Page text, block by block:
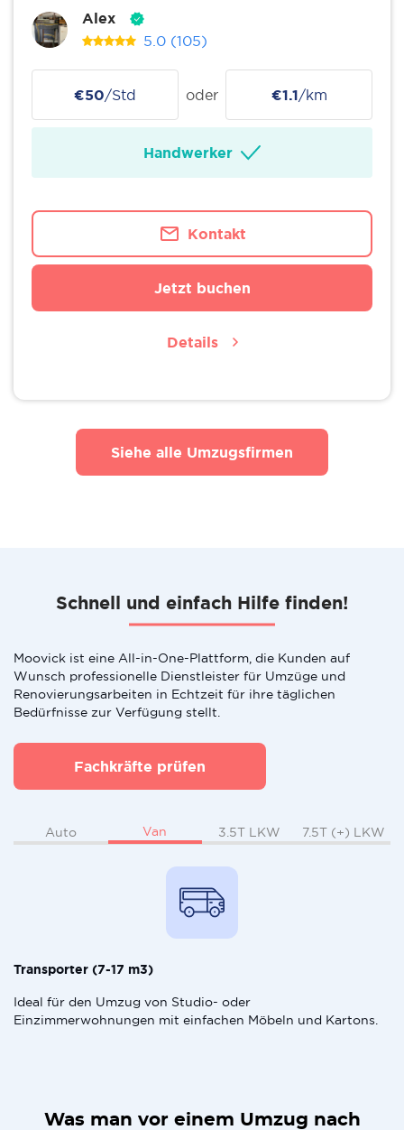
Alex
5.0 (105)
€50/Std oder €1.1/km
Handwerker
Kontakt
Jetzt buchen
Details
Siehe alle Umzugsfirmen
Schnell und einfach Hilfe finden!
Moovick ist eine All-in-One-Plattform, die Kunden auf
Wunsch professionelle Dienstleister für Umzüge und
Renovierungsarbeiten in Echtzeit für ihre täglichen
Bedürfnisse zur Verfügung stellt.
Fachkräfte prüfen
Auto Van 3.5T LKW 7.5T (+) LKW
Transporter (7-17 m3)
Ideal für den Umzug von Studio- oder
Einzimmerwohnungen mit einfachen Möbeln und Kartons.
Was man vor einem Umzug nach